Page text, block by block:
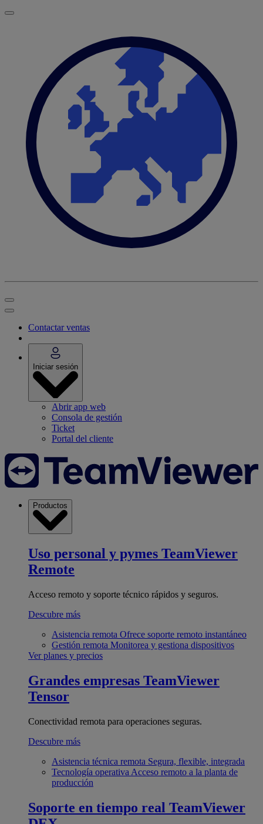
Contactar ventas
Iniciar sesión
Abrir app web
Consola de gestión
Ticket
Portal del cliente
Productos
Uso personal y pymes TeamViewer
Remote
Acceso remoto y soporte técnico rápidos y seguros.
Descubre más
Asistencia remota Ofrece soporte remoto instantáneo
Gestión remota Monitorea y gestiona dispositivos
Ver planes y precios
Grandes empresas TeamViewer
Tensor
Conectividad remota para operaciones seguras.
Descubre más
Asistencia técnica remota Segura, flexible, integrada
Tecnología operativa Acceso remoto a la planta de
producción
Soporte en tiempo real TeamViewer